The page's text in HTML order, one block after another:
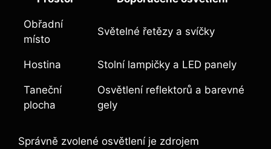
Obřadní
místo
Světelné ​řetězy a svíčky
Hostina Stolní lampičky ⁤a​ LED panely
Taneční
plocha
Osvětlení ⁣reflektorů​ a‍ barevné
gely
Správně zvolené osvětlení‍ je zdrojem